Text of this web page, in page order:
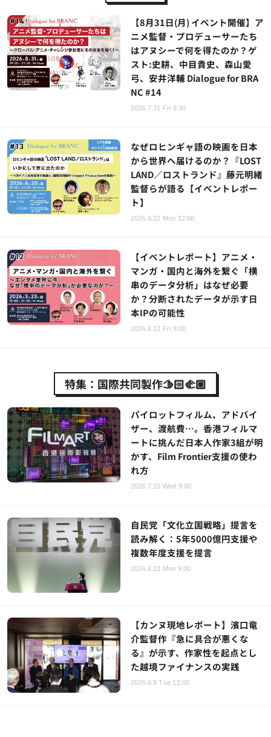
【8月31日(月) イベント開催】ア
ニメ監督・プロデューサーたち
はアヌシーで何を得たのか？ゲ
スト:史耕、中目貴史、森山愛
弓、安井洋輔 Dialogue for BRA
NC #14
2026.7.31 Fri 9:30
なぜロヒンギャ語の映画を日本
から世界へ届けるのか？『LOST
LAND／ロストランド』藤元明緒
監督らが語る【イベントレポー
ト】
2026.6.22 Mon 12:00
【イベントレポート】アニメ・
マンガ・国内と海外を繋ぐ「横
串のデータ分析」はなぜ必要
か？分断されたデータが示す日
本IPの可能性
2026.6.12 Fri 9:00
特集：国際共同製作🫱🏻‍🫲🏼
パイロットフィルム、アドバイ
ザー、渡航費…。香港フィルマ
ートに挑んだ日本人作家3組が明
かす、Film Frontier支援の使わ
れ方
2026.7.15 Wed 9:00
自民党「文化立国戦略」提言を
読み解く：5年5000億円支援や
複数年度支援を提言
2026.6.22 Mon 9:00
【カンヌ現地レポート】濱口竜
介監督作『急に具合が悪くな
る』が示す、作家性を起点とし
た越境ファイナンスの実践
2026.6.9 Tue 12:00